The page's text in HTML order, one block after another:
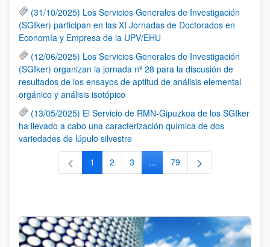
(31/10/2025) Los Servicios Generales de Investigación
(SGIker) participan en las XI Jornadas de Doctorados en
Economía y Empresa de la UPV/EHU
(12/06/2025) Los Servicios Generales de Investigación
(SGIker) organizan la jornada nº 28 para la discusión de
resultados de los ensayos de aptitud de análisis elemental
orgánico y análisis isotópico
(13/05/2025) El Servicio de RMN-Gipuzkoa de los SGIker
ha llevado a cabo una caracterización química de dos
variedades de lúpulo silvestre
Página
1 Página
2 Página
3 ...Páginas intermedias Use TAB
Página
79